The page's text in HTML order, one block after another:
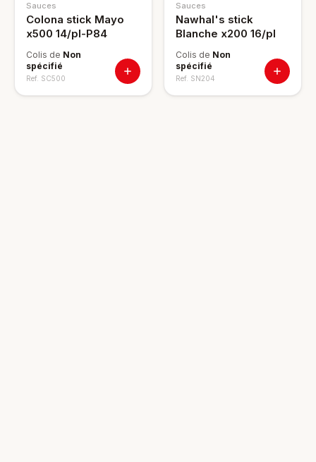
Sauces
Colona stick Mayo
x500 14/pl-P84
Colis de Non
spécifié
Ref. SC500
Sauces
Nawhal's stick
Blanche x200 16/pl
Colis de Non
spécifié
Ref. SN204